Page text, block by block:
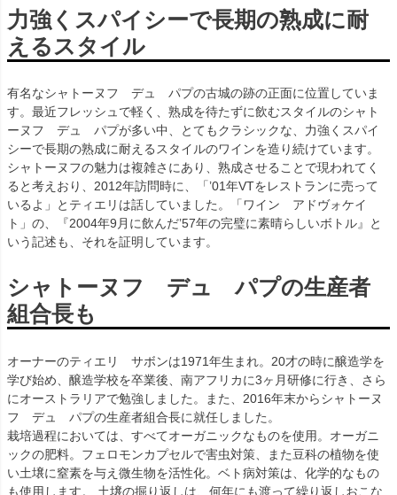
力強くスパイシーで長期の熟成に耐
えるスタイル
有名なシャトーヌフ デュ パプの古城の跡の正面に位置していま
す。最近フレッシュで軽く、熟成を待たずに飲むスタイルのシャト
ーヌフ デュ パプが多い中、とてもクラシックな、力強くスパイ
シーで長期の熟成に耐えるスタイルのワインを造り続けています。
シャトーヌフの魅力は複雑さにあり、熟成させることで現われてく
ると考えおり、2012年訪問時に、「’01年VTをレストランに売って
いるよ」とティエリは話していました。「ワイン アドヴォケイ
ト」の、『2004年9月に飲んだ’57年の完璧に素晴らしいボトル』と
いう記述も、それを証明しています。
シャトーヌフ デュ パプの生産者
組合長も
オーナーのティエリ サボンは1971年生まれ。20才の時に醸造学を
学び始め、醸造学校を卒業後、南アフリカに3ヶ月研修に行き、さら
にオーストラリアで勉強しました。また、2016年末からシャトーヌ
フ デュ パプの生産者組合長に就任しました。
栽培過程においては、すべてオーガニックなものを使用。オーガニ
ックの肥料。フェロモンカプセルで害虫対策、また豆科の植物を使
い土壌に窒素を与え微生物を活性化。ベト病対策は、化学的なもの
も使用します。 土壌の掘り返しは、何年にも渡って繰り返しおこな